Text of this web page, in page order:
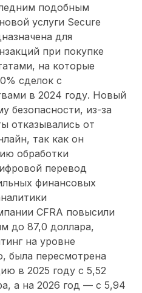
подобным
услуги Secure
для
при покупке
на которые
сделок с
в 2024 году. Новый
безопасности, из-за
отказывались от
так как он
обработки
перевод
финансовых
CFRA повысили
до 87,0 доллара,
на уровне
была пересмотрена
в 2025 году с 5,52
а на 2026 год — с 5,94